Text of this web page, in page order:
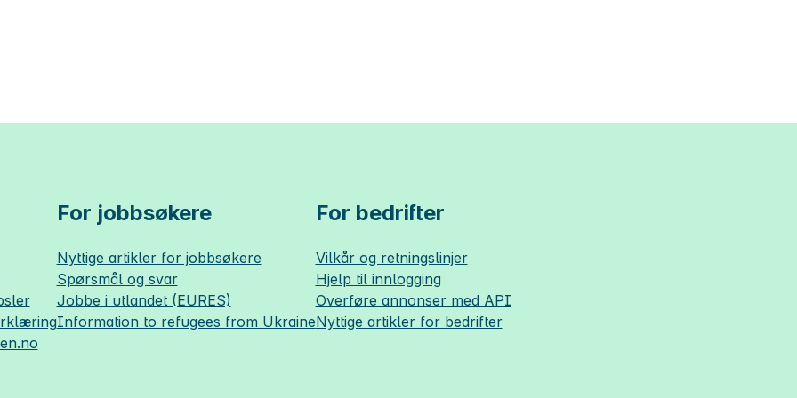
For jobbsøkere
Nyttige artikler for jobbsøkere
Spørsmål og svar
Jobbe i utlandet (EURES)
Information to refugees from Ukraine
For bedrifter
Vilkår og retningslinjer
Hjelp til innlogging
Overføre annonser med API
Nyttige artikler for bedrifter